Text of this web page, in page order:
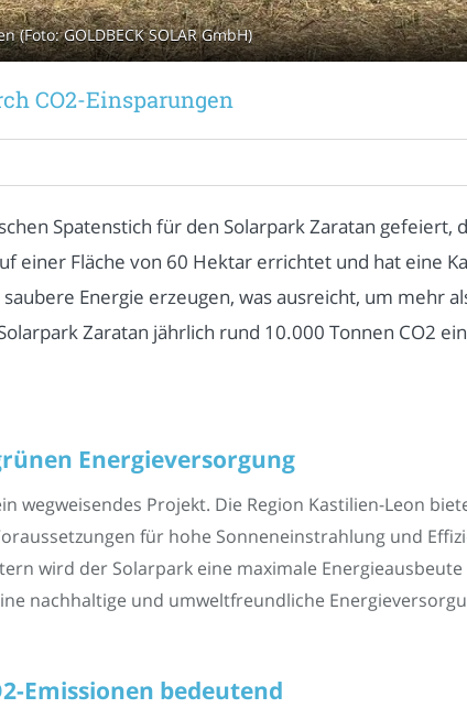
GOLDBECK SOLAR GmbH)
CO2-Einsparungen
Spatenstich für den Solarpark Zaratan gefeiert,
einer Fläche von 60 Hektar errichtet und hat eine
Energie erzeugen, was ausreicht, um mehr
Zaratan jährlich rund 10.000 Tonnen CO2
Energieversorgung
wegweisendes Projekt. Die Region Kastilien-Leon
für hohe Sonneneinstrahlung und
wird der Solarpark eine maximale
nachhaltige und umweltfreundliche
Emissionen bedeutend